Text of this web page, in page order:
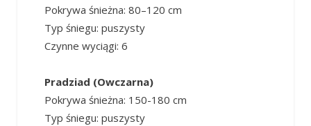
Pokrywa śnieżna: 80–120 cm
Typ śniegu: puszysty
Czynne wyciągi: 6
Pradziad (Owczarna)
Pokrywa śnieżna: 150-180 cm
Typ śniegu: puszysty